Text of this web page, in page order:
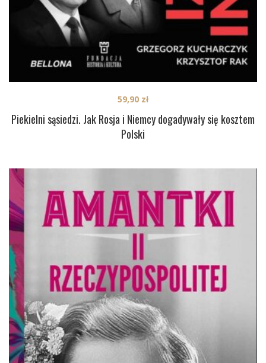
Piekielni sąsiedzi. Jak Rosja i Niemcy dogadywały się kosztem
Polski
59,90 zł